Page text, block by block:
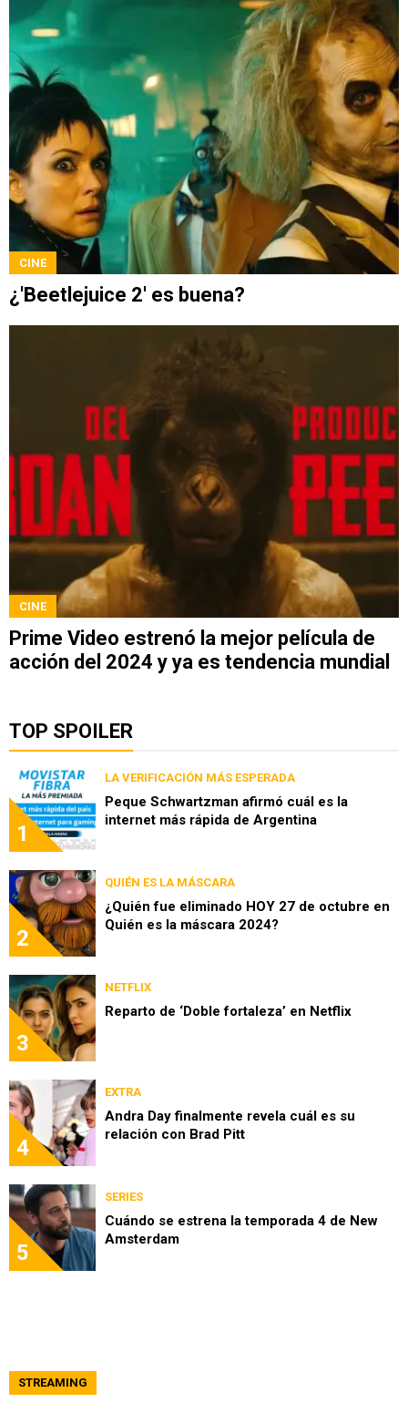
CINE
¿'Beetlejuice 2' es buena?
CINE
Prime Video estrenó la mejor película de
acción del 2024 y ya es tendencia mundial
TOP SPOILER
1
LA VERIFICACIÓN MÁS ESPERADA
Peque Schwartzman afirmó cuál es la
internet más rápida de Argentina
2
QUIÉN ES LA MÁSCARA
¿Quién fue eliminado HOY 27 de octubre en
Quién es la máscara 2024?
3
NETFLIX
Reparto de ‘Doble fortaleza’ en Netflix
4
EXTRA
Andra Day finalmente revela cuál es su
relación con Brad Pitt
5
SERIES
Cuándo se estrena la temporada 4 de New
Amsterdam
STREAMING